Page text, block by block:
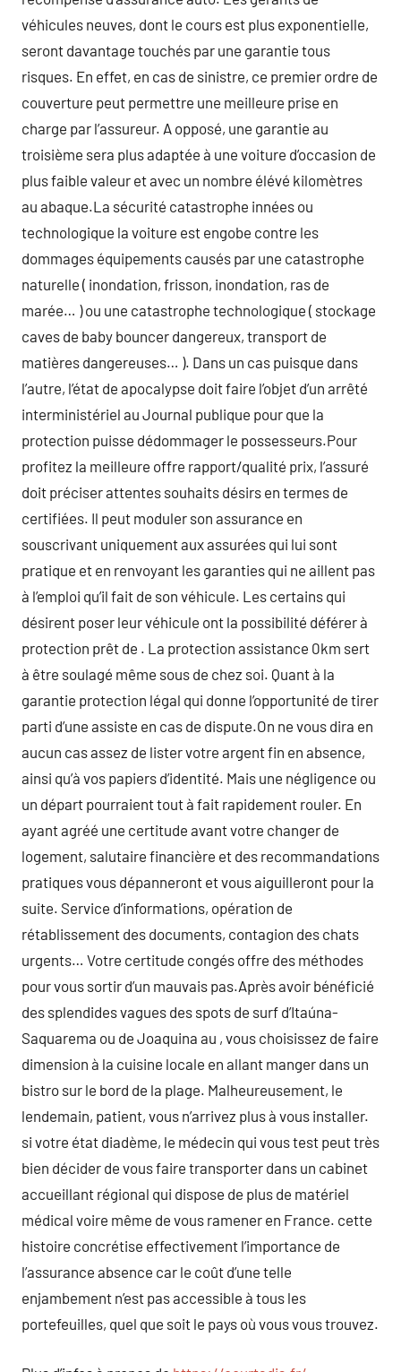
véhicules neuves, dont le cours est plus exponentielle,
seront davantage touchés par une garantie tous
risques. En effet, en cas de sinistre, ce premier ordre de
couverture peut permettre une meilleure prise en
charge par l’assureur. A opposé, une garantie au
troisième sera plus adaptée à une voiture d’occasion de
plus faible valeur et avec un nombre élévé kilomètres
au abaque.La sécurité catastrophe innées ou
technologique la voiture est engobe contre les
dommages équipements causés par une catastrophe
naturelle ( inondation, frisson, inondation, ras de
marée… ) ou une catastrophe technologique ( stockage
caves de baby bouncer dangereux, transport de
matières dangereuses… ). Dans un cas puisque dans
l’autre, l’état de apocalypse doit faire l’objet d’un arrêté
interministériel au Journal publique pour que la
protection puisse dédommager le possesseurs.Pour
profitez la meilleure offre rapport/qualité prix, l’assuré
doit préciser attentes souhaits désirs en termes de
certifiées. Il peut moduler son assurance en
souscrivant uniquement aux assurées qui lui sont
pratique et en renvoyant les garanties qui ne aillent pas
à l’emploi qu’il fait de son véhicule. Les certains qui
désirent poser leur véhicule ont la possibilité déférer à
protection prêt de . La protection assistance 0km sert
à être soulagé même sous de chez soi. Quant à la
garantie protection légal qui donne l’opportunité de tirer
parti d’une assiste en cas de dispute.On ne vous dira en
aucun cas assez de lister votre argent fin en absence,
ainsi qu’à vos papiers d’identité. Mais une négligence ou
un départ pourraient tout à fait rapidement rouler. En
ayant agréé une certitude avant votre changer de
logement, salutaire financière et des recommandations
pratiques vous dépanneront et vous aiguilleront pour la
suite. Service d’informations, opération de
rétablissement des documents, contagion des chats
urgents… Votre certitude congés offre des méthodes
pour vous sortir d’un mauvais pas.Après avoir bénéficié
des splendides vagues des spots de surf d’Itaúna-
Saquarema ou de Joaquina au , vous choisissez de faire
dimension à la cuisine locale en allant manger dans un
bistro sur le bord de la plage. Malheureusement, le
lendemain, patient, vous n’arrivez plus à vous installer.
si votre état diadème, le médecin qui vous test peut très
bien décider de vous faire transporter dans un cabinet
accueillant régional qui dispose de plus de matériel
médical voire même de vous ramener en France. cette
histoire concrétise effectivement l’importance de
l’assurance absence car le coût d’une telle
enjambement n’est pas accessible à tous les
portefeuilles, quel que soit le pays où vous vous trouvez.